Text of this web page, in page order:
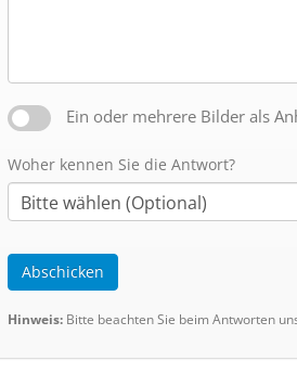
Ein oder mehrere Bilder als
Woher kennen Sie die Antwort?
Abschicken
Hinweis: Bitte beachten Sie beim Antworten